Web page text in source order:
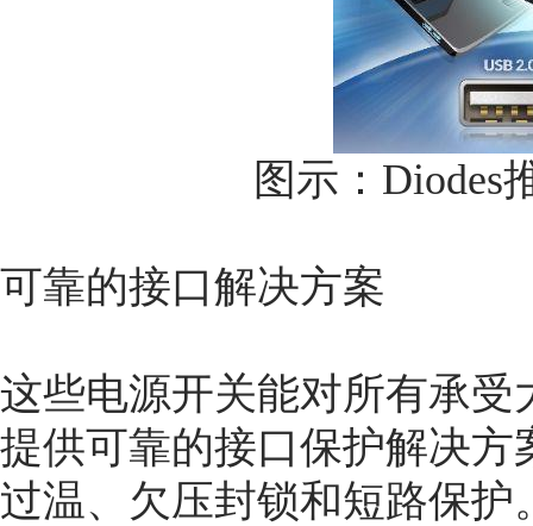
图示：Diodes
可靠的接口解决方案
这些电源开关能对所有承
提供可靠的接口保护解决
过温、欠压封锁和短路保